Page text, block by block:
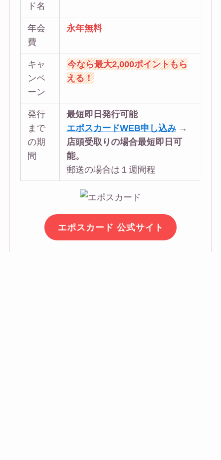
ド名
年会
費
永年無料
キャ
ンペ
ーン
今なら最大2,000ポイントもら
える！
発行
まで
の期
間
最短即日発行可能
エポスカードWEB申し込み→
店頭受取りの場合最短即日可
能。
郵送の場合は１週間程
エポスカード 公式サイト